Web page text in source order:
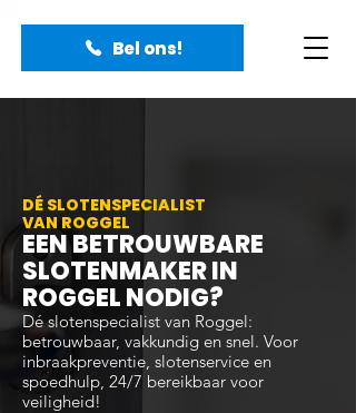
Bel ons!
DÉ SLOTENSPECIALIST
VAN ROGGEL
EEN BETROUWBARE
SLOTENMAKER IN
ROGGEL NODIG?
Dé slotenspecialist van Roggel:
betrouwbaar, vakkundig en snel. Voor
inbraakpreventie, slotenservice en
spoedhulp, 24/7 bereikbaar voor
veiligheid!